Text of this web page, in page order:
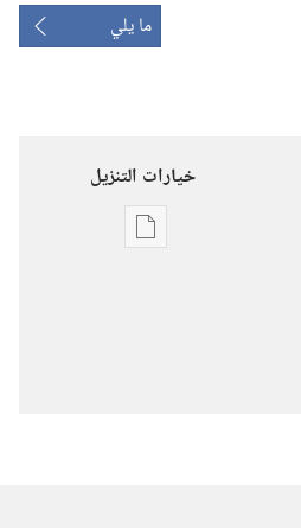
ما يلي
خيارات التنزيل
خيارات